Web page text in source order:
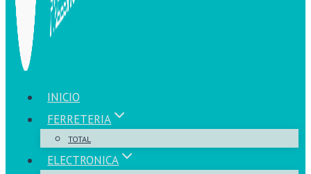
INICIO
FERRETERIA
TOTAL
ELECTRONICA